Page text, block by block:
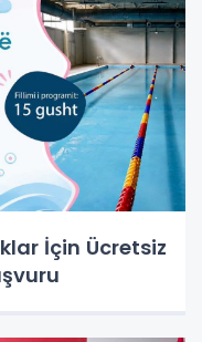
İçin Ücretsiz